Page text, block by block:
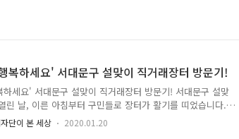
복하세요' 서대문구 설맞이 직거래장터 방문기!
세요' 서대문구 설맞이 직거래장터 방문기! 서대문구 설맞
린 날, 이른 아침부터 구민들로 장터가 활기를 띠었습니다.
15일까지 서대문구청 광장에서 직거래장터가 열렸는데요. 이
를 대표하는 특산물이 전시, 판매되었습니다. 장바구니를 들
단이 본 세상 2020.01.20